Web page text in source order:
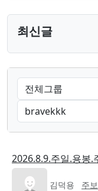
최신글
2026.8.9.주일.용봉.
김덕용 주보